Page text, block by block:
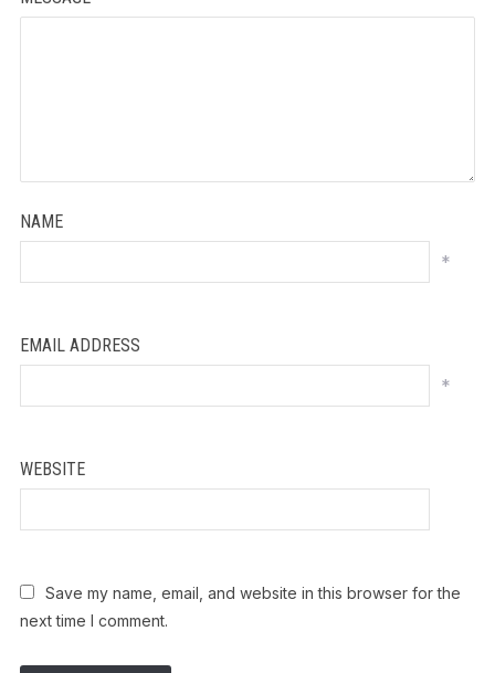
NAME
*
EMAIL ADDRESS
*
WEBSITE
Save my name, email, and website in this browser for the
next time I comment.